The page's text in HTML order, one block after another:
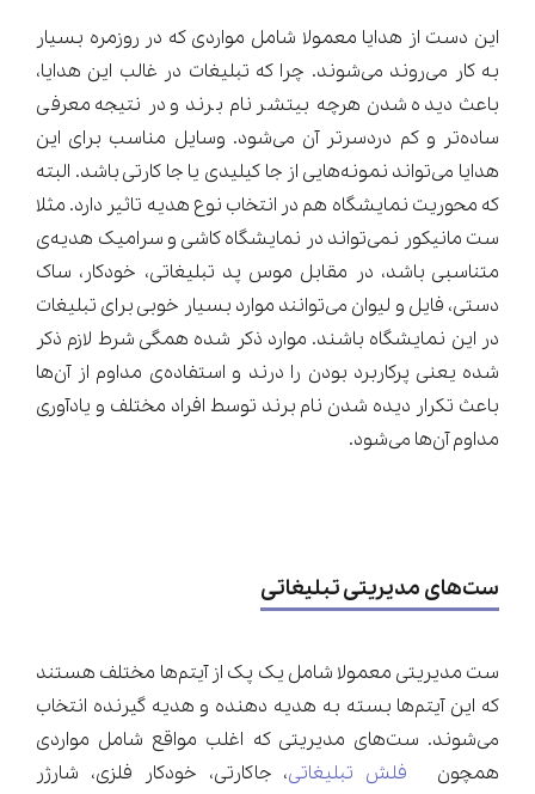
این دست از هدایا معمولا شامل مواردی که در روزمره بسیار
به کار می‌روند می‌شوند. چرا که تبلیغات در غالب این هدایا،
باعث دیده شدن هرچه بیتشر نام برند و در نتیجه معرفی
ساده‌تر و کم دردسرتر آن می‌شود. وسایل مناسب برای این
هدایا می‌تواند نمونه‌هایی از جا کیلیدی یا جا کارتی باشد. البته
که محوریت نمایشگاه هم در انتخاب نوع هدیه تاثیر دارد. مثلا
ست مانیکور نمی‌تواند در نمایشگاه کاشی و سرامیک هدیه‌ی
متناسبی باشد، در مقابل موس پد تبلیغاتی، خودکار، ساک
دستی، فایل و لیوان می‌توانند موارد بسیار خوبی برای تبلیغات
در این نمایشگاه باشند. موارد ذکر شده همگی شرط لازم ذکر
شده یعنی پرکاربرد بودن را درند و استفاده‌ی مداوم از آن‌ها
باعث تکرار دیده شدن نام برند توسط افراد مختلف و یادآوری
مداوم آن‌ها می‌شود.
ست‌های مدیریتی تبلیغاتی
ست مدیریتی معمولا شامل یک پک از آیتم‌ها مختلف هستند
که این آیتم‌ها بسته به هدیه دهنده و هدیه گیرنده انتخاب
می‌شوند. ست‌های مدیریتی که اغلب مواقع شامل مواردی
همچون فلش تبلیغاتی، جاکارتی، خودکار فلزی، شارژر